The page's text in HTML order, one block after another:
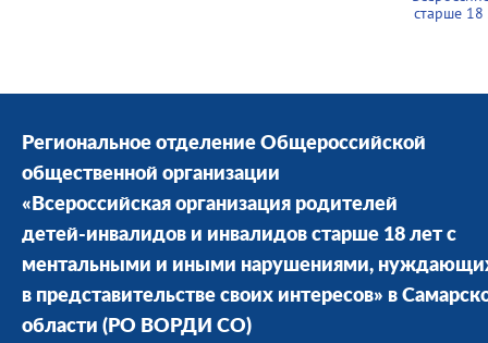
старше
Региональное отделение Общероссийской
общественной организации
«Всероссийская организация родителей
детей-инвалидов и инвалидов старше 18 лет с
ментальными и иными нарушениями,
в представительстве своих интересов» в
области (РО ВОРДИ СО)